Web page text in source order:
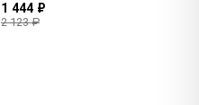
1 444 ₽
2 123 ₽